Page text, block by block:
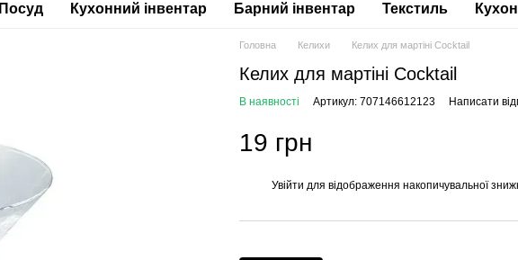
Посуд Кухонний інвентар Барний інвентар Текстиль
Головна Келихи Келих для мартіні Cocktail
Келих для мартіні Cocktail
В наявності Артикул: 707146612123 Написати
19 грн
Увійти для відображення накопичувальної